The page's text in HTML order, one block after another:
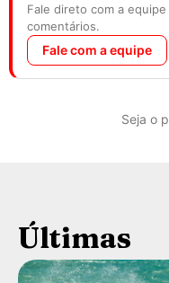
Fale direto com a
comentários.
Fale com a equipe
Seja o
Últimas